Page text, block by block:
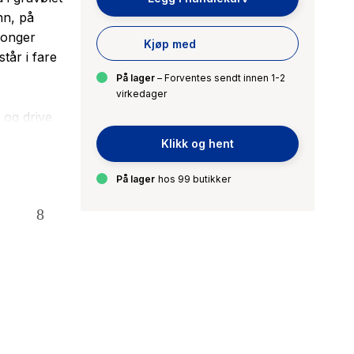
Kjøp med
På lager – Forventes sendt innen 1-2
virkedager
Klikk og hent
På lager hos 99 butikker
på
i fare
drive
makten,